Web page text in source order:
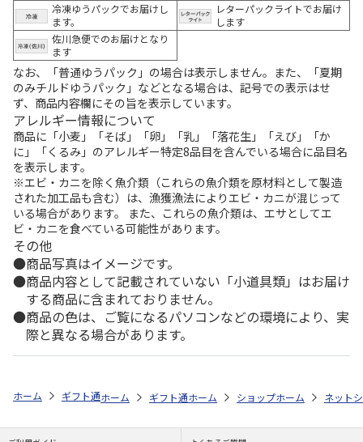
冷凍ゆうパックでお届けし
ます。
レターパックライトでお届け
します
佐川急便でのお届けとなり
ます
なお、「普通ゆうパック」の場合は表示しません。また、「夏期
のみチルドゆうパック」などとなる場合は、記号での表示はせ
ず、商品内容欄にその旨を表示しています。
アレルギー情報について
商品に「小麦」「そば」「卵」「乳」「落花生」「えび」「か
に」「くるみ」のアレルギー特定8品目を含んでいる場合に品目名
を表示します。
※エビ・カニを除く魚介類（これらの魚介類を原材料として製造
された加工品も含む）は、漁獲漁法によりエビ・カニが混じって
いる場合があります。 また、これらの魚介類は、エサとしてエ
ビ・カニを食べている可能性があります。
その他
商品写真はイメージです。
商品内容として記載されていない「小道具類」はお届け
する商品に含まれておりません。
商品の色は、ご覧になるパソコンなどの環境により、実
際と異なる場合があります。
ホーム ギフト通販 フラワーギフト 「スタイル」で選ぶ 花とス
ホーム ギフト通販 フラワーギフト ストア一覧
ホーム ショップ一覧 flower
ホーム ネット